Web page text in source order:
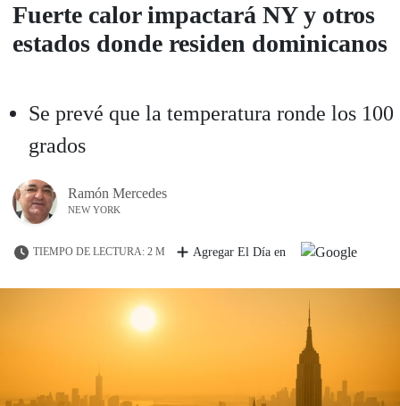
Fuerte calor impactará NY y otros
estados donde residen dominicanos
Se prevé que la temperatura ronde los 100
grados
Ramón Mercedes
NEW YORK
TIEMPO DE LECTURA: 2 M Agregar El Día en